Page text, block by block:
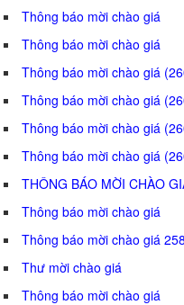
Thông báo mời chào giá
Thông báo mời chào giá
Thông báo mời chào giá
Thông báo mời chào giá
Thông báo mời chào giá
Thông báo mời chào giá
THÔNG BÁO MỜI CHÀO
Thông báo mời chào giá
Thông báo mời chào giá
Thư mời chào giá
Thông báo mời chào giá